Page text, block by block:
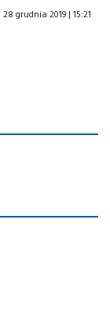
28 grudnia 2019 | 15:21